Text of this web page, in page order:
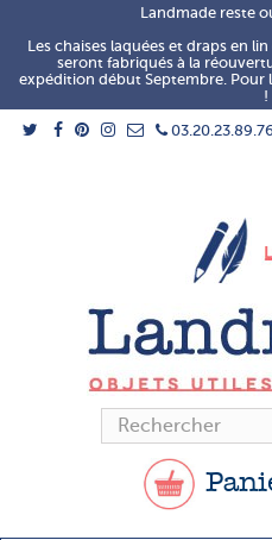
Landmade reste
Les chaises laquées et draps en
seront fabriqués à la
expédition début Septembre. Pour
!